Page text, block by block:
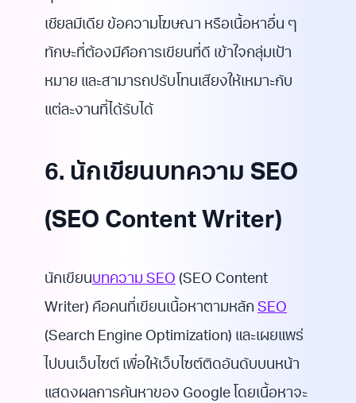
เชียลมีเดีย ข้อความโฆษณา หรือเนื้อหาอื่น ๆ
ทักษะที่ต้องมีคือการเขียนที่ดี เข้าใจกลุ่มเป้า
หมาย และสามารถปรับโทนเสียงให้เหมาะกับ
แต่ละงานที่ได้รับได้
6. นักเขียนบทความ SEO
(SEO Content Writer)
นักเขียนบทความ SEO (SEO Content
Writer) คือคนที่เขียนเนื้อหาตามหลัก SEO
(Search Engine Optimization) และเผยแพร่
ไปบนเว็บไซต์ เพื่อให้เว็บไซต์ติดอันดับบนหน้า
แสดงผลการค้นหาของ Google โดยเนื้อหาจะ